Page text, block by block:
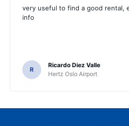
very useful to find a good rental,
info
R
Ricardo Diez Valle
Hertz Oslo Airport